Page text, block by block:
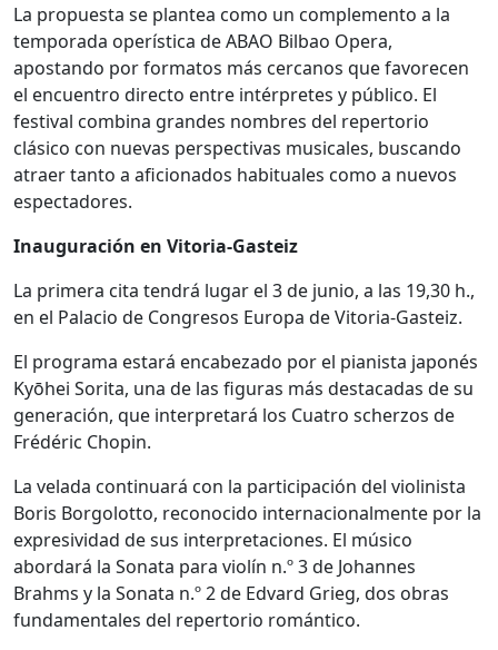
La propuesta se plantea como un complemento a la
temporada operística de ABAO Bilbao Opera,
apostando por formatos más cercanos que favorecen
el encuentro directo entre intérpretes y público. El
festival combina grandes nombres del repertorio
clásico con nuevas perspectivas musicales, buscando
atraer tanto a aficionados habituales como a nuevos
espectadores.
Inauguración en Vitoria-Gasteiz
La primera cita tendrá lugar el 3 de junio, a las 19,30 h.,
en el Palacio de Congresos Europa de Vitoria-Gasteiz.
El programa estará encabezado por el pianista japonés
Kyōhei Sorita, una de las figuras más destacadas de su
generación, que interpretará los Cuatro scherzos de
Frédéric Chopin.
La velada continuará con la participación del violinista
Boris Borgolotto, reconocido internacionalmente por la
expresividad de sus interpretaciones. El músico
abordará la Sonata para violín n.º 3 de Johannes
Brahms y la Sonata n.º 2 de Edvard Grieg, dos obras
fundamentales del repertorio romántico.